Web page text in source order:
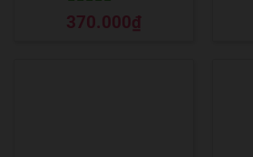
Được xếp
hạng55 sao
370.000₫